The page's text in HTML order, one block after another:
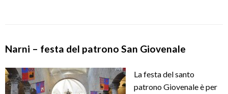
Narni – festa del patrono San Giovenale
La festa del santo
patrono Giovenale è per